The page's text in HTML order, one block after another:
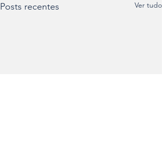
Posts recentes Ver tudo